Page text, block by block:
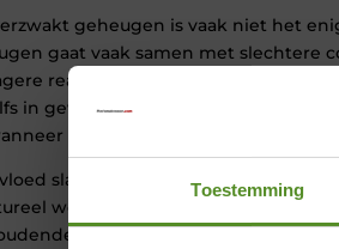
Toestemming
geheugen is vaak niet het
gaat vaak samen met slechtere
reacties. Daardoor presteert u
in gewone gesprekken. Bovendien
uw brein onvoldoende herstelt.
slaap op geheugen wordt nog
wordt. Chronisch slecht slapen
geheugenklachten en